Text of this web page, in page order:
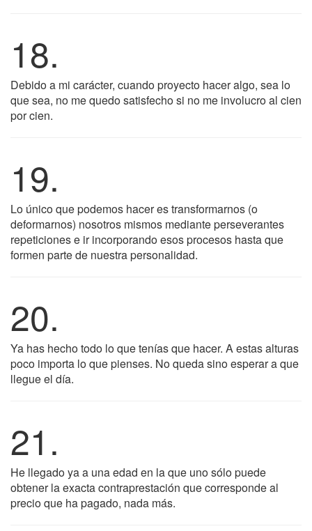
18.
Debido a mi carácter, cuando proyecto hacer algo, sea lo
que sea, no me quedo satisfecho si no me involucro al cien
por cien.
19.
Lo único que podemos hacer es transformarnos (o
deformarnos) nosotros mismos mediante perseverantes
repeticiones e ir incorporando esos procesos hasta que
formen parte de nuestra personalidad.
20.
Ya has hecho todo lo que tenías que hacer. A estas alturas
poco importa lo que pienses. No queda sino esperar a que
llegue el día.
21.
He llegado ya a una edad en la que uno sólo puede
obtener la exacta contraprestación que corresponde al
precio que ha pagado, nada más.